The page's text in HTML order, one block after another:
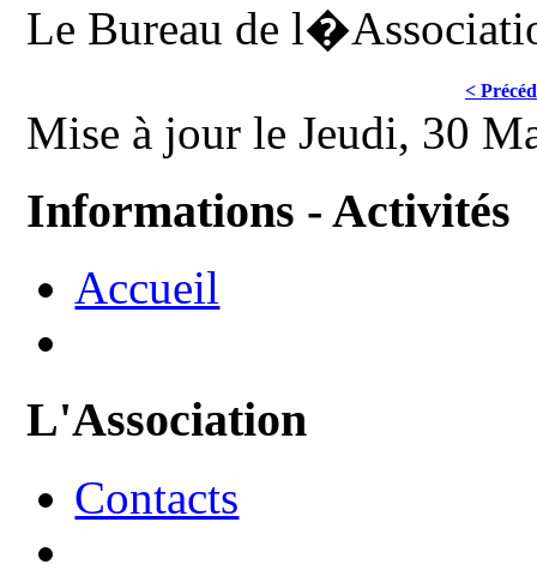
Le Bureau de
<
Mise à jour le Jeudi, 30
Informations - Activités
Accueil
L'Association
Contacts